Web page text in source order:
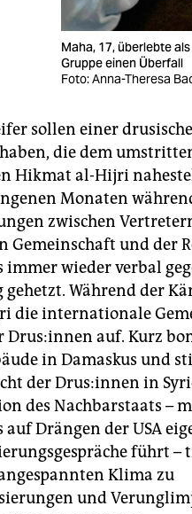
Maha, 17, überlebte
Gruppe einen Überfall
Foto: Anna-Theresa
sollen einer
die dem
Hikmat al-Hijri
Monaten
zwischen
Gemeinschaft und der
immer wieder verbal
gehetzt. Während der
die internationale
Drus:­in­nen auf. Kurz
in Damaskus und
der Drus:­in­nen in
des Nachbarstaats –
auf Drängen der USA
führt –
Klima zu
und